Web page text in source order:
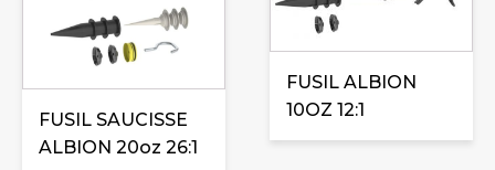
FUSIL SAUCISSE
ALBION 20oz 26:1
FUSIL ALBION
10OZ 12:1